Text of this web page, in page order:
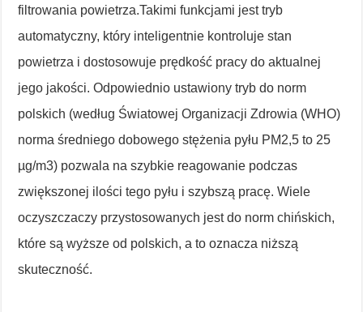
filtrowania powietrza.Takimi funkcjami jest tryb
automatyczny, który inteligentnie kontroluje stan
powietrza i dostosowuje prędkość pracy do aktualnej
jego jakości. Odpowiednio ustawiony tryb do norm
polskich (według Światowej Organizacji Zdrowia (WHO)
norma średniego dobowego stężenia pyłu PM2,5 to 25
µg/m3) pozwala na szybkie reagowanie podczas
zwiększonej ilości tego pyłu i szybszą pracę. Wiele
oczyszczaczy przystosowanych jest do norm chińskich,
które są wyższe od polskich, a to oznacza niższą
skuteczność.